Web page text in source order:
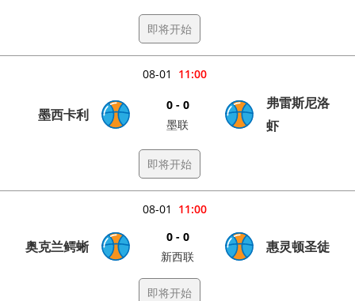
即将开始
11:00
08-01
墨西卡利
0 - 0
墨联
弗雷斯尼洛
虾
即将开始
11:00
08-01
奥克兰鳄蜥
0 - 0
新西联
惠灵顿圣徒
即将开始